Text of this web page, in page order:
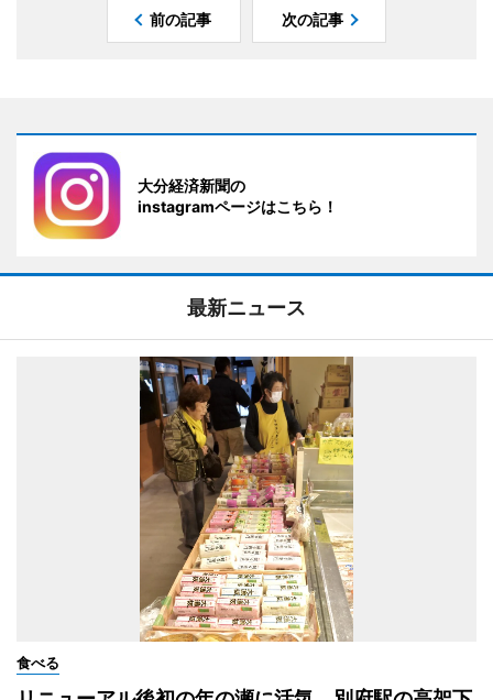
前の記事 次の記事
大分経済新聞の
instagramページはこちら！
最新ニュース
食べる